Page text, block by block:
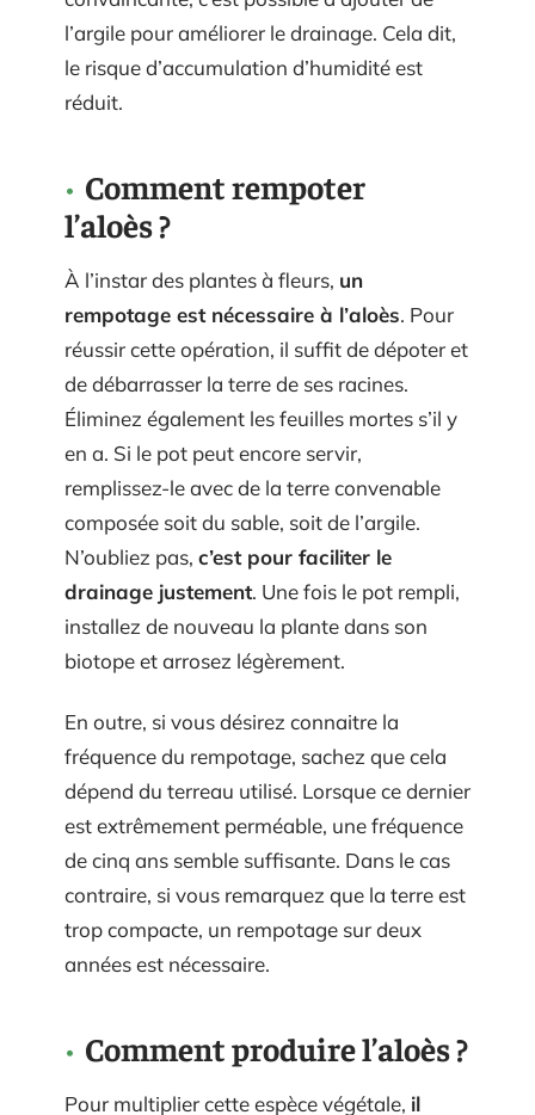
l’argile pour améliorer le drainage. Cela dit,
le risque d’accumulation d’humidité est
réduit.
Comment rempoter
l’aloès ?
À l’instar des plantes à fleurs, un
rempotage est nécessaire à l’aloès. Pour
réussir cette opération, il suffit de dépoter et
de débarrasser la terre de ses racines.
Éliminez également les feuilles mortes s’il y
en a. Si le pot peut encore servir,
remplissez-le avec de la terre convenable
composée soit du sable, soit de l’argile.
N’oubliez pas, c’est pour faciliter le
drainage justement. Une fois le pot rempli,
installez de nouveau la plante dans son
biotope et arrosez légèrement.
En outre, si vous désirez connaitre la
fréquence du rempotage, sachez que cela
dépend du terreau utilisé. Lorsque ce dernier
est extrêmement perméable, une fréquence
de cinq ans semble suffisante. Dans le cas
contraire, si vous remarquez que la terre est
trop compacte, un rempotage sur deux
années est nécessaire.
Comment produire l’aloès ?
Pour multiplier cette espèce végétale, il